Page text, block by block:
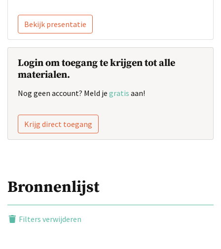
Bekijk presentatie
Login om toegang te krijgen tot alle
materialen.
Nog geen account? Meld je gratis aan!
Krijg direct toegang
Bronnenlijst
Filters verwijderen